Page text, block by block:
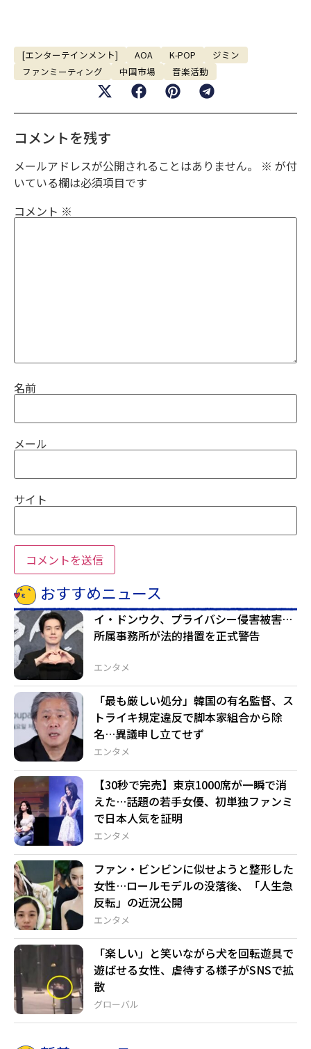
[エンターテインメント] AOA K-POP
ジミン
ファンミーティング
中国市場 音楽活動
コメントを残す
メールアドレスが公開されることはありません。 ※ が付
いている欄は必須項目です
コメント ※
名前
メール
サイト
おすすめニュース
エンタメ
イ・ドンウク、プライバシー侵害被害…
所属事務所が法的措置を正式警告
エンタメ
「最も厳しい処分」韓国の有名監督、ス
トライキ規定違反で脚本家組合から除
名…異議申し立てせず
エンタメ
【30秒で完売】東京1000席が一瞬で消
えた…話題の若手女優、初単独ファンミ
で日本人気を証明
エンタメ
ファン・ビンビンに似せようと整形した
女性…ロールモデルの没落後、「人生急
反転」の近況公開
グローバル
「楽しい」と笑いながら犬を回転遊具で
遊ばせる女性、虐待する様子がSNSで拡
散